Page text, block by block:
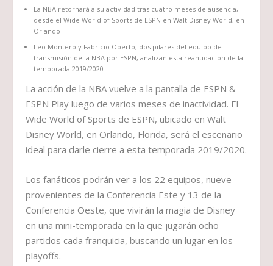
La NBA retornará a su actividad tras cuatro meses de ausencia,
desde el Wide World of Sports de ESPN en Walt Disney World, en
Orlando
Leo Montero y Fabricio Oberto, dos pilares del equipo de
transmisión de la NBA por ESPN, analizan esta reanudación de la
temporada 2019/2020
La acción de la NBA vuelve a la pantalla de ESPN &
ESPN Play luego de varios meses de inactividad. El
Wide World of Sports de ESPN, ubicado en Walt
Disney World, en Orlando, Florida, será el escenario
ideal para darle cierre a esta temporada 2019/2020.
Los fanáticos podrán ver a los 22 equipos, nueve
provenientes de la Conferencia Este y 13 de la
Conferencia Oeste, que vivirán la magia de Disney
en una mini-temporada en la que jugarán ocho
partidos cada franquicia, buscando un lugar en los
playoffs.